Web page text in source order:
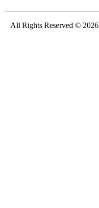
All Rights Reserved © 2026